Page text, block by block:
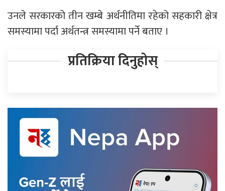
उनले सरकारको तीन खम्बे अर्थनीतिमा रहेको सहकारी क्षेत्र
समस्यामा पर्दा अर्थतन्त्र समस्यामा पर्ने बताए ।
प्रतिक्रिया दिनुहोस्